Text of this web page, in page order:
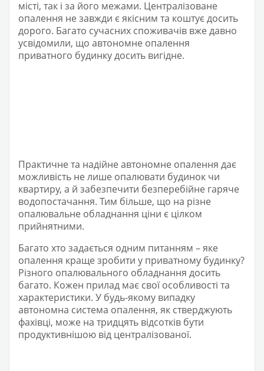
місті, так і за його межами. Централізоване
опалення не завжди є якісним та коштує досить
дорого. Багато сучасних споживачів вже давно
усвідомили, що автономне опалення
приватного будинку досить вигідне.
Практичне та надійне автономне опалення дає
можливість не лише опалювати будинок чи
квартиру, а й забезпечити безперебійне гаряче
водопостачання. Тим більше, що на різне
опалювальне обладнання ціни є цілком
прийнятними.
Багато хто задається одним питанням – яке
опалення краще зробити у приватному будинку?
Різного опалювального обладнання досить
багато. Кожен прилад має свої особливості та
характеристики. У будь-якому випадку
автономна система опалення, як стверджують
фахівці, може на тридцять відсотків бути
продуктивнішою від централізованої.